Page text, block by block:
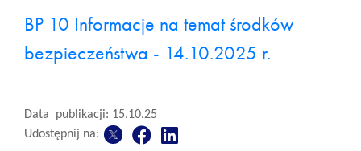
BP 10 Informacje na temat środków
bezpieczeństwa - 14.10.2025 r.
Data publikacji: 15.10.25
Udostępnij na: